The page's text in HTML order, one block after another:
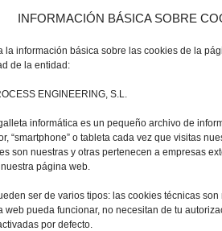
INFORMACIÓN BÁSICA SOBRE
la información básica sobre las cookies de la
de la entidad:
ENGINEERING, S.L.
informática es un pequeño archivo de
“smartphone” o tableta cada vez que visitas
son nuestras y otras pertenecen a empresas
página web.
ser de varios tipos: las cookies técnicas
web pueda funcionar, no necesitan de tu
por defecto.
de Confidentialité *
car nous respectons le
sur la Protection des Données),